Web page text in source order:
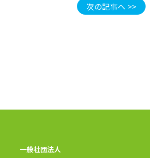
次の記事へ >>
一般社団法人